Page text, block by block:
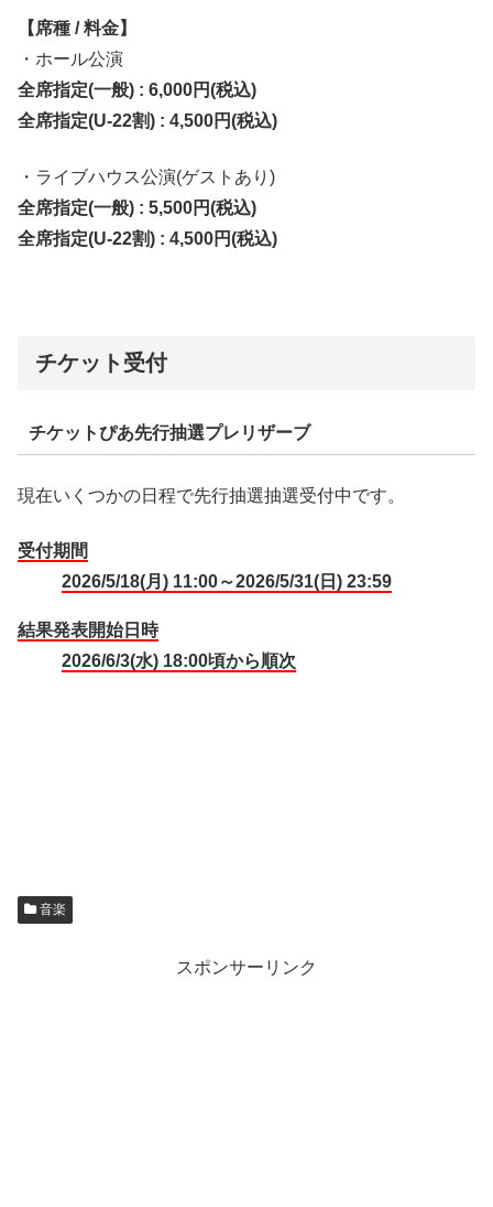
【席種 / 料金】
・ホール公演
全席指定(一般) : 6,000円(税込)
全席指定(U-22割) : 4,500円(税込)
・ライブハウス公演(ゲストあり)
全席指定(一般) : 5,500円(税込)
全席指定(U-22割) : 4,500円(税込)
チケット受付
チケットぴあ先行抽選プレリザーブ
現在いくつかの日程で先行抽選抽選受付中です。
受付期間
2026/5/18(月) 11:00～2026/5/31(日) 23:59
結果発表開始日時
2026/6/3(水) 18:00頃から順次
音楽
スポンサーリンク